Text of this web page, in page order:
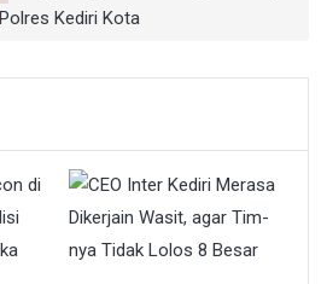
Polres Kediri Kota